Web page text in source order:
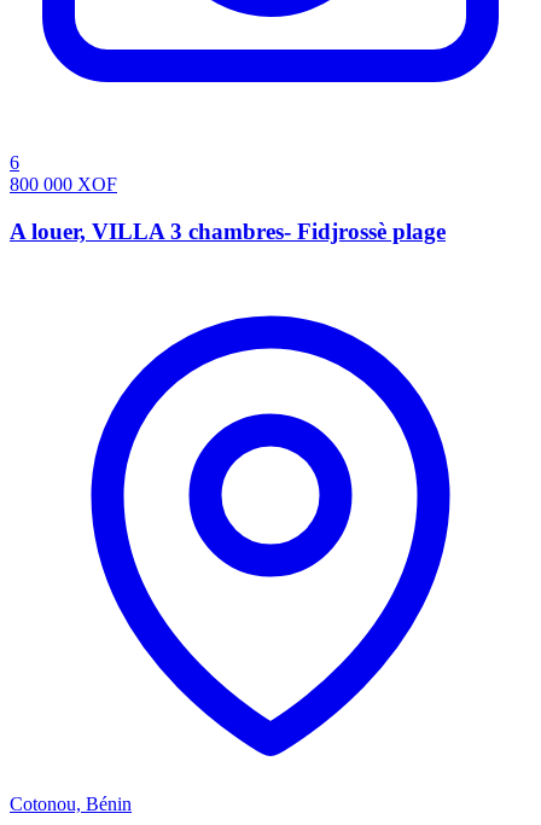
6
800 000 XOF
A louer, VILLA 3 chambres- Fidjrossè plage
Cotonou, Bénin